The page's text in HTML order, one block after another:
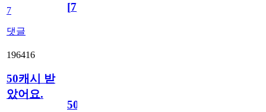
7
댓글
[7]
196416
50캐시 받
았어요.
50